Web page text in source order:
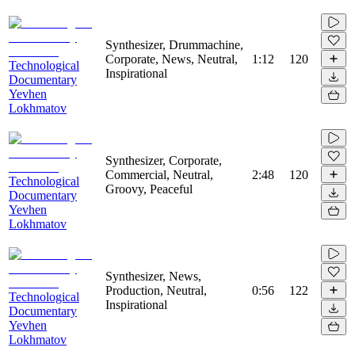
Technological
Documentary
Yevhen
Lokhmatov
Synthesizer, Drummachine,
Corporate, News, Neutral,
Inspirational
1:12 120
Technological
Documentary
Yevhen
Lokhmatov
Synthesizer, Corporate,
Commercial, Neutral,
Groovy, Peaceful
2:48 120
Technological
Documentary
Yevhen
Lokhmatov
Synthesizer, News,
Production, Neutral,
Inspirational
0:56 122